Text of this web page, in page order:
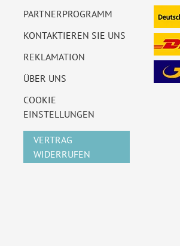
PARTNERPROGRAMM
KONTAKTIEREN SIE UNS
REKLAMATION
ÜBER UNS
COOKIE
EINSTELLUNGEN
VERTRAG
WIDERRUFEN